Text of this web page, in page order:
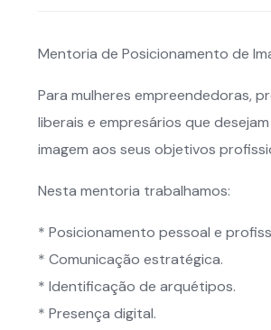
Mentoria de Posicionamento de
Para mulheres empreendedoras,
liberais e empresários que
imagem aos seus objetivos
Nesta mentoria trabalhamos:
* Posicionamento pessoal e
* Comunicação estratégica.
* Identificação de arquétipos.
* Presença digital.